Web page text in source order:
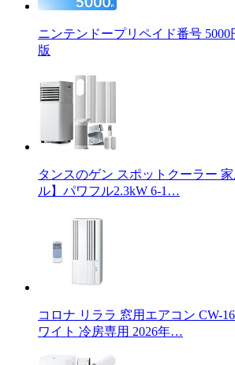
ニンテンドープリペイド番号 5000
版
タンスのゲン スポットクーラー
ル】パワフル2.3kW 6-1…
コロナ リララ 窓用エアコン CW-
ワイト 冷房専用 2026年…